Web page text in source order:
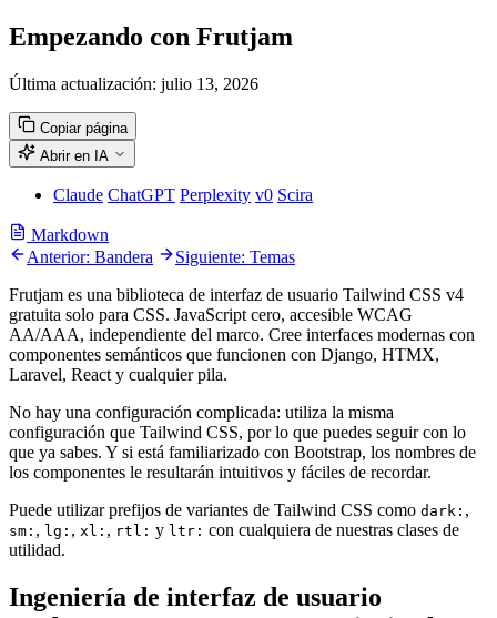
Empezando con Frutjam
Última actualización: julio 13, 2026
Copiar página
Abrir en IA
Claude ChatGPT Perplexity v0 Scira
Markdown
Anterior: Bandera
Siguiente: Temas
Frutjam es una biblioteca de interfaz de usuario Tailwind CSS v4
gratuita solo para CSS. JavaScript cero, accesible WCAG
AA/AAA, independiente del marco. Cree interfaces modernas con
componentes semánticos que funcionen con Django, HTMX,
Laravel, React y cualquier pila.
No hay una configuración complicada: utiliza la misma
configuración que Tailwind CSS, por lo que puedes seguir con lo
que ya sabes. Y si está familiarizado con Bootstrap, los nombres de
los componentes le resultarán intuitivos y fáciles de recordar.
Puede utilizar prefijos de variantes de Tailwind CSS como dark: ,
sm: , lg: , xl: , rtl: y ltr: con cualquiera de nuestras clases de
utilidad.
Ingeniería de interfaz de usuario